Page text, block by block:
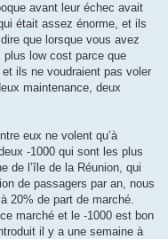
avant leur échec avait
était assez énorme, et ils
que lorsque vous avez
plus low cost parce que
ils ne voudraient pas voler
maintenance, deux
eux ne volent qu’à
-1000 qui sont les plus
de l’île de la Réunion, qui
de passagers par an, nous
20% de part de marché.
marché et le -1000 est bon
il y a une semaine à